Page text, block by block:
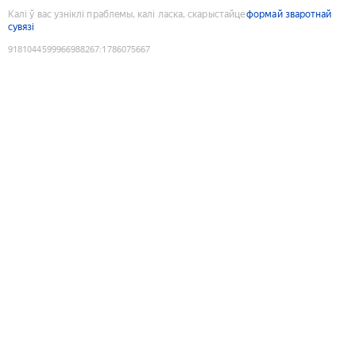
Калі ў вас узніклі праблемы, калі ласка, скарыстайцеформай зваротнай
сувязі
9181044599966988267:1786075667